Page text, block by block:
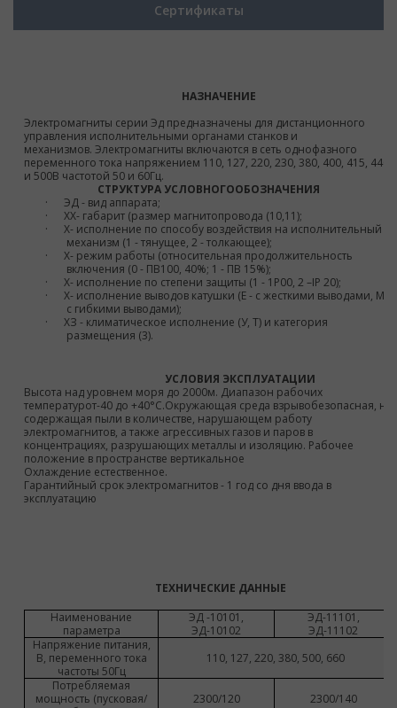
Сертификаты
НАЗНАЧЕНИЕ
Электромагниты серии Эд предназначены для дистанционного
управления исполнительными органами станков и
механизмов. Электромагниты включаются в сеть однофазного
переменного тока напряжением 110, 127, 220, 230, 380, 400, 415, 440
и 500В частотой 50 и 60Гц.
СТРУКТУРА УСЛОВНОГООБОЗНАЧЕНИЯ
· ЭД - вид аппарата;
· XХ- габарит (размер магнитопровода (10,11);
· X- исполнение по способу воздействия на исполнительный
механизм (1 - тянущее, 2 - толкающее);
· X- режим работы (относительная продолжительность
включения (0 - ПВ100, 40%; 1 - ПВ 15%);
· X- исполнение по степени защиты (1 - 1Р00, 2 –IP 20);
· X- исполнение выводов катушки (Е - с жесткими выводами, М -
с гибкими выводами);
·
ХЗ - климатическое исполнение (У, Т) и категория
размещения (3).
УСЛОВИЯ ЭКСПЛУАТАЦИИ
Высота над уровнем моря до 2000м. Диапазон рабочих
температурот-40 до +40°С.Окружающая среда взрывобезопасная, не
содержащая пыли в количестве, нарушающем работу
электромагнитов, а также агрессивных газов и паров в
концентрациях, разрушающих металлы и изоляцию. Рабочее
положение в пространстве вертикальное
Охлаждение естественное.
Гарантийный срок электромагнитов - 1 год со дня ввода в
эксплуатацию
ТЕХНИЧЕСКИЕ ДАННЫЕ
Наименование
параметра
ЭД -10101,
ЭД-10102
ЭД-11101,
ЭД-11102
Напряжение питания,
В, переменного тока
частоты 50Гц
110, 127, 220, 380, 500, 660
Потребляемая
мощность (пусковая/
2300/120 2300/140